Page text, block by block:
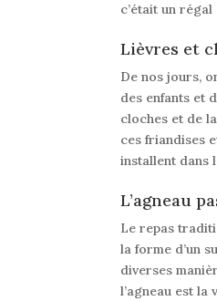
c’était un
Lièvres et
De nos jours,
des enfants et
cloches et de
ces friandises
installent dans
L’agneau
Le repas
la forme d’un
diverses
l’agneau est la